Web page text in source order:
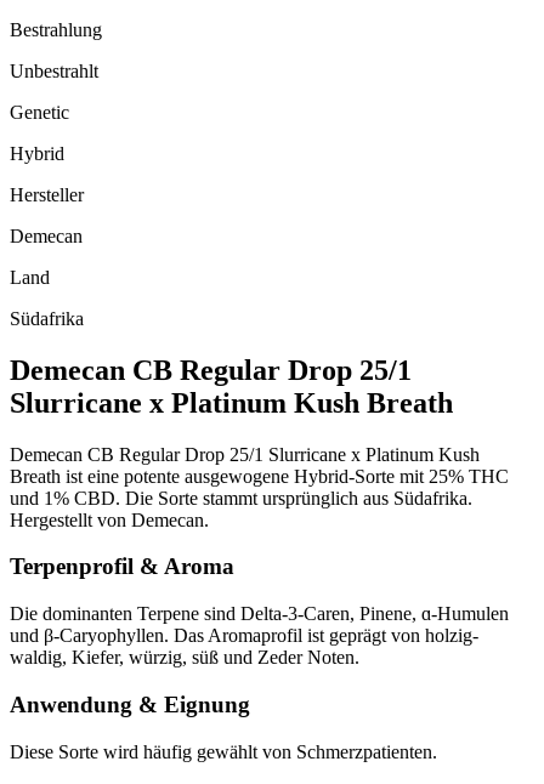
Bestrahlung
Unbestrahlt
Genetic
Hybrid
Hersteller
Demecan
Land
Südafrika
Demecan CB Regular Drop 25/1
Slurricane x Platinum Kush Breath
Demecan CB Regular Drop 25/1 Slurricane x Platinum Kush
Breath ist eine potente ausgewogene Hybrid-Sorte mit 25% THC
und 1% CBD. Die Sorte stammt ursprünglich aus Südafrika.
Hergestellt von Demecan.
Terpenprofil & Aroma
Die dominanten Terpene sind Delta-3-Caren, Pinene, ɑ-Humulen
und β-Caryophyllen. Das Aromaprofil ist geprägt von holzig-
waldig, Kiefer, würzig, süß und Zeder Noten.
Anwendung & Eignung
Diese Sorte wird häufig gewählt von Schmerzpatienten.